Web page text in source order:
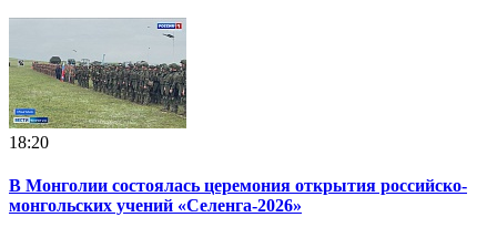
18:20
В Монголии состоялась церемония открытия российско-
монгольских учений «Селенга-2026»